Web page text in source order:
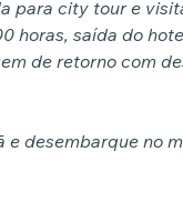
para city tour e
horas, saída do
de retorno com
e desembarque no